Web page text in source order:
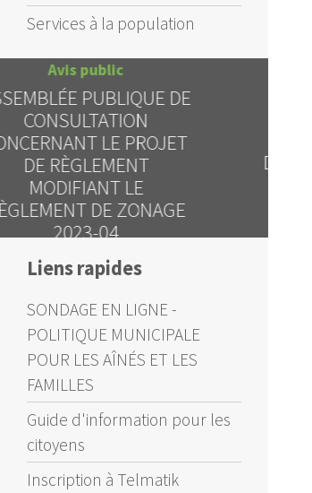
Services à la population
Avis public
DEMANDES DE
DÉROGATION MINEURE
Liens rapides
SONDAGE EN LIGNE -
POLITIQUE MUNICIPALE
POUR LES AÎNÉS ET LES
FAMILLES
Guide d'information pour les
citoyens
Inscription à Telmatik